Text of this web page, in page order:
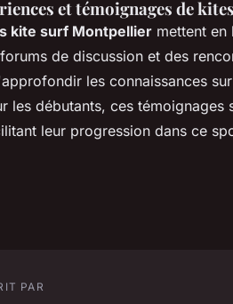
et témoignages de
kite surf Montpellier mettent en
de discussion et des
les connaissances
les débutants, ces
leur progression dans ce
PAR